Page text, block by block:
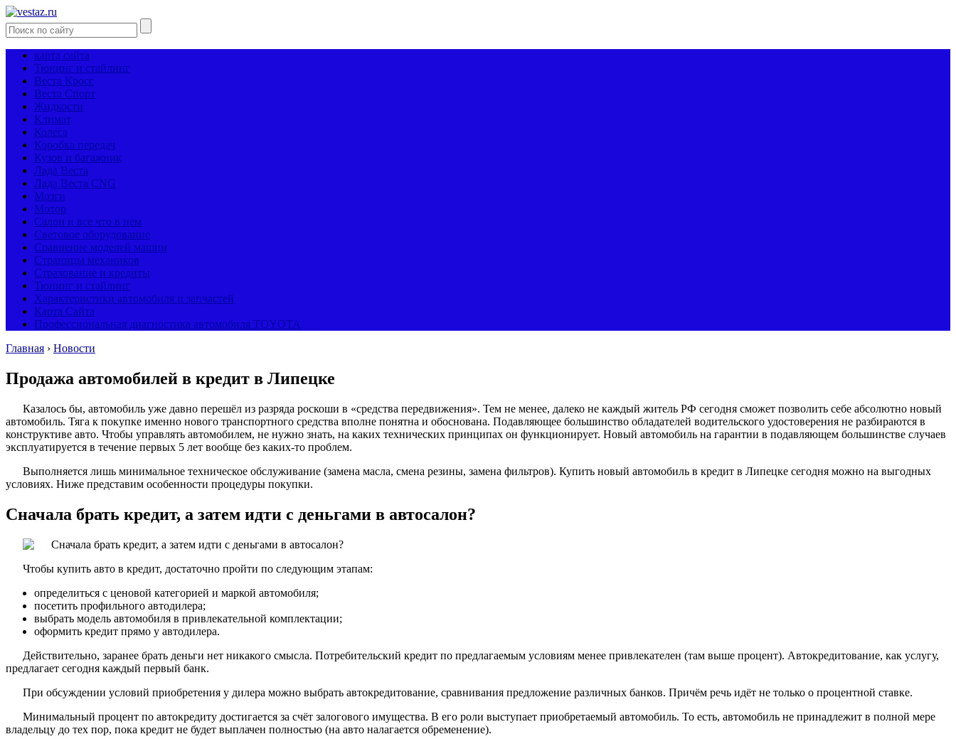
карта сайта
Тюнинг и стайлинг
Веста Кросс
Веста Спорт
Жидкости
Климат
Колеса
Коробка передач
Кузов и багажник
Лада Веста
Лада Веста CNG
Мозги
Мотор
Салон и все что в нем
Световое оборудование
Сравнение моделей машин
Страницы механиков
Страхование и кредиты
Тюнинг и стайлинг
Характеристики автомобиля и запчастей
Карта Сайта
Профессиональная диагностика автомобиля TOYOTA
Главная › Новости
Продажа автомобилей в кредит в Липецке
Казалось бы, автомобиль уже давно перешёл из разряда роскоши в «средства передвижения». Тем не менее, далеко не каждый житель РФ сегодня сможет позволить себе абсолютно новый
автомобиль. Тяга к покупке именно нового транспортного средства вполне понятна и обоснована. Подавляющее большинство обладателей водительского удостоверения не разбираются в
конструктиве авто. Чтобы управлять автомобилем, не нужно знать, на каких технических принципах он функционирует. Новый автомобиль на гарантии в подавляющем большинстве случаев
эксплуатируется в течение первых 5 лет вообще без каких-то проблем.
Выполняется лишь минимальное техническое обслуживание (замена масла, смена резины, замена фильтров). Купить новый автомобиль в кредит в Липецке сегодня можно на выгодных
условиях. Ниже представим особенности процедуры покупки.
Сначала брать кредит, а затем идти с деньгами в автосалон?
Чтобы купить авто в кредит, достаточно пройти по следующим этапам:
определиться с ценовой категорией и маркой автомобиля;
посетить профильного автодилера;
выбрать модель автомобиля в привлекательной комплектации;
оформить кредит прямо у автодилера.
Действительно, заранее брать деньги нет никакого смысла. Потребительский кредит по предлагаемым условиям менее привлекателен (там выше процент). Автокредитование, как услугу,
предлагает сегодня каждый первый банк.
При обсуждении условий приобретения у дилера можно выбрать автокредитование, сравнивания предложение различных банков. Причём речь идёт не только о процентной ставке.
Минимальный процент по автокредиту достигается за счёт залогового имущества. В его роли выступает приобретаемый автомобиль. То есть, автомобиль не принадлежит в полной мере
владельцу до тех пор, пока кредит не будет выплачен полностью (на авто налагается обременение).